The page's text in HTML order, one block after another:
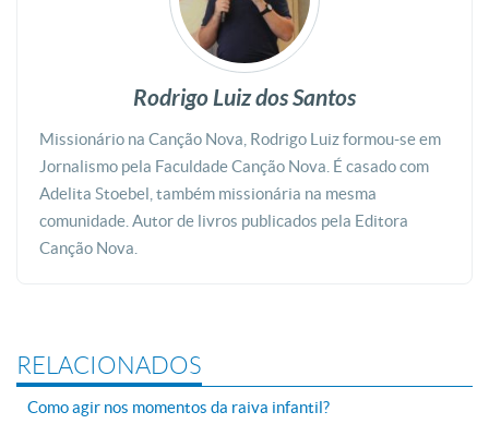
Rodrigo Luiz dos Santos
Missionário na Canção Nova, Rodrigo Luiz formou-se em
Jornalismo pela Faculdade Canção Nova. É casado com
Adelita Stoebel, também missionária na mesma
comunidade. Autor de livros publicados pela Editora
Canção Nova.
RELACIONADOS
Como agir nos momentos da raiva infantil?